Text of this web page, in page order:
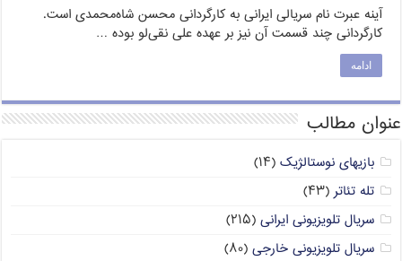
آینه عبرت نام سریالی ایرانی به کارگردانی محسن شاه‌محمدی است.
کارگردانی چند قسمت آن نیز بر عهده علی نقی‌لو بوده …
ادامه
عنوان مطالب
بازیهای نوستالژیک (۱۴)
تله تئاتر (۴۳)
سریال تلویزیونی ایرانی (۲۱۵)
سریال تلویزیونی خارجی (۸۰)